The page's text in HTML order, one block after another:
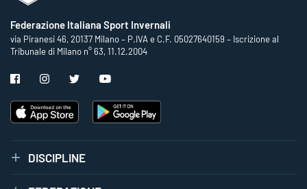
Federazione Italiana Sport Invernali
via Piranesi 46, 20137 Milano – P.IVA e C.F. 05027640159 – Iscrizione al
Tribunale di Milano n° 63, 11.12.2004
DISCIPLINE